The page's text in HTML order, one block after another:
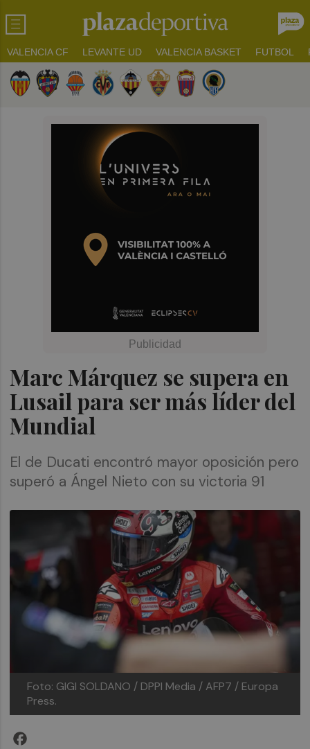
VALENCIA CF LEVANTE UD VALENCIA BASKET FUTBOL
Marc Márquez se supera en
Lusail para ser más líder del
Mundial
El de Ducati encontró mayor oposición pero
superó a Ángel Nieto con su victoria 91
Foto: GIGI SOLDANO / DPPI Media / AFP7 / Europa
Press.